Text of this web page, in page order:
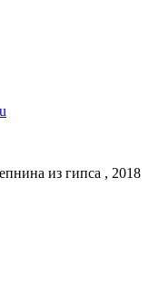
из гипса , 2018